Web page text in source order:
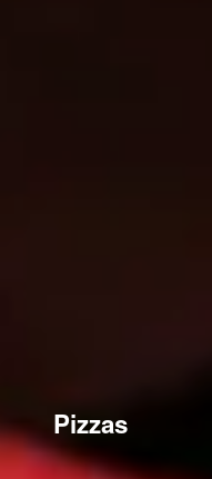
Pizzas